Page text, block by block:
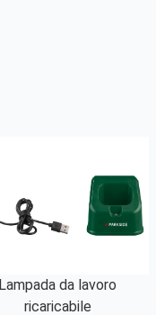
Lampada da lavoro
ricaricabile